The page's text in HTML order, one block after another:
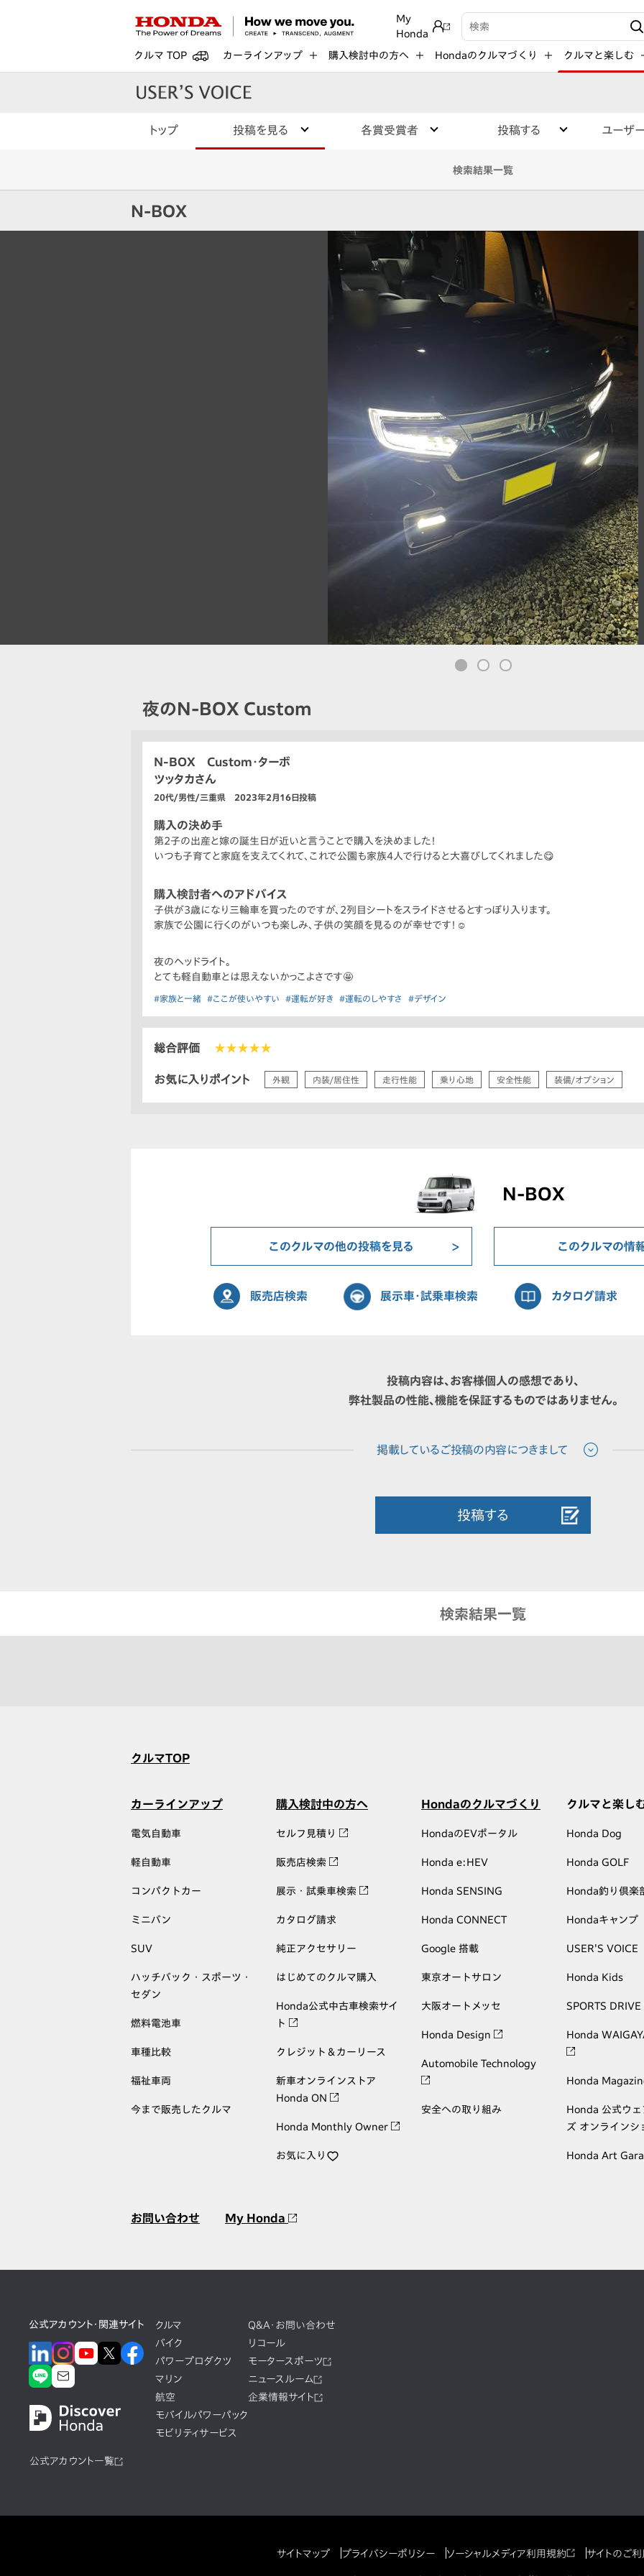
My
Honda
検索キーワード入力
クルマ TOP カーラインアップ 購入検討中の方へ Hondaのクルマづくり クルマと楽しむ
トップ 投稿を見る 各賞受賞者 投稿する ユーザ
検索結果一覧
N-BOX
夜のN-BOX Custom
N-BOX Custom・ターボ
ツッタカさん
20代/男性/三重県 2023年2月16日投稿
購入の決め手
第2子の出産と嫁の誕生日が近いと言うことで購入を決めました！
いつも子育てと家庭を支えてくれて、これで公園も家族4人で行けると大喜びしてくれました😋
購入検討者へのアドバイス
子供が3歳になり三輪車を買ったのですが、2列目シートをスライドさせるとすっぽり入ります。
家族で公園に行くのがいつも楽しみ、子供の笑顔を見るのが幸せです！☺️
夜のヘッドライト。
とても軽自動車とは思えないかっこよさです🤩
#家族と一緒 #ここが使いやすい #運転が好き #運転のしやすさ #デザイン
総合評価 ★★★★★
お気に入りポイント 外観 内装/居住性 走行性能 乗り心地 安全性能 装備/オプション
N-BOX
このクルマの他の投稿を見る このクルマの情
販売店検索 展示車・試乗車検索 カタログ請求
投稿内容は、お客様個人の感想であり、
弊社製品の性能、機能を保証するものではありません。
投稿する
検索結果一覧
クルマTOP
カーラインアップ
電気自動車
軽自動車
コンパクトカー
ミニバン
SUV
ハッチバック・スポーツ・
セダン
燃料電池車
車種比較
福祉車両
今まで販売したクルマ
購入検討中の方へ
セルフ見積り
販売店検索
展示・試乗車検索
カタログ請求
純正アクセサリー
はじめてのクルマ購入
Honda公式中古車検索サイ
ト
クレジット＆カーリース
新車オンラインストア
Honda ON
Honda Monthly Owner
お気に入り
Hondaのクルマづくり
HondaのEVポータル
Honda e:HEV
Honda SENSING
Honda CONNECT
Google 搭載
東京オートサロン
大阪オートメッセ
Honda Design
Automobile Technology
安全への取り組み
クルマと楽し
Honda Dog
Honda GOLF
Honda釣り倶楽
Hondaキャンプ
USER'S VOICE
Honda Kids
SPORTS DRIVE
Honda
Honda
Honda 公式ウェ
ズ オンラインシ
Honda Art
お問い合わせ My Honda
公式アカウント・関連サイト
公式アカウント一覧
クルマ
バイク
パワープロダクツ
マリン
航空
モバイルパワーパック
モビリティサービス
Q&A・お問い合わせ
リコール
モータースポーツ
ニュースルーム
企業情報サイト
サイトマップ プライバシーポリシー ソーシャルメディア利用規約 サイトのご